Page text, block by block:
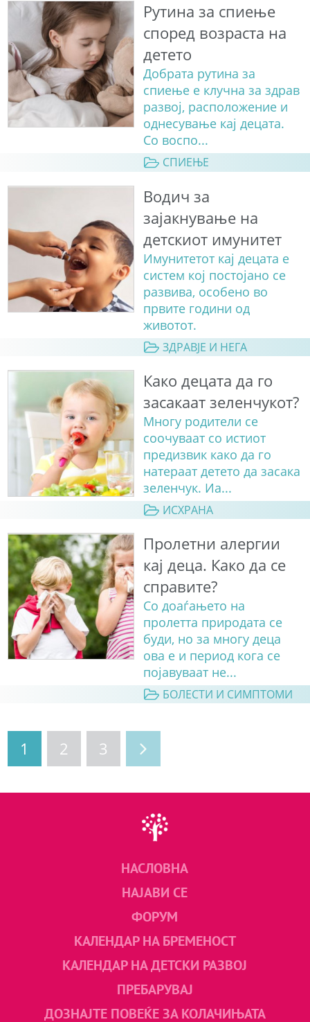
Рутина за спиење
според возраста на
детето
Добрата рутина за
спиење е клучна за здрав
развој, расположение и
однесување кај децата.
Со воспо...
СПИЕЊЕ
Водич за
зајакнување на
детскиот имунитет
Имунитетот кај децата е
систем кој постојано се
развива, особено во
првите години од
животот.
ЗДРАВЈЕ И НЕГА
Како децата да го
засакаат зеленчукот?
Многу родители се
соочуваат со истиот
предизвик како да го
натераат детето да засака
зеленчук. Иа...
ИСХРАНА
Пролетни алергии
кај деца. Како да се
справите?
Со доаѓањето на
пролетта природата се
буди, но за многу деца
ова е и период кога се
појавуваат не...
БОЛЕСТИ И СИМПТОМИ
1 2 3
НАСЛОВНА
НАЈАВИ СЕ
ФОРУМ
КАЛЕНДАР НА БРЕМЕНОСТ
КАЛЕНДАР НА ДЕТСКИ РАЗВОЈ
ПРЕБАРУВАЈ
ДОЗНАЈТЕ ПОВЕЌЕ ЗА КОЛАЧИЊАТА